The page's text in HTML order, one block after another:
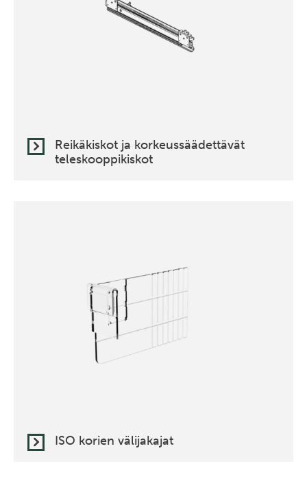
Reikäkiskot ja korkeussäädettävät
teleskooppikiskot
ISO korien välijakajat